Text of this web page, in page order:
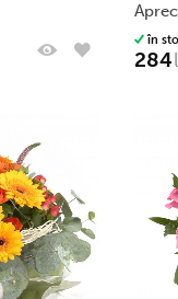
în
284